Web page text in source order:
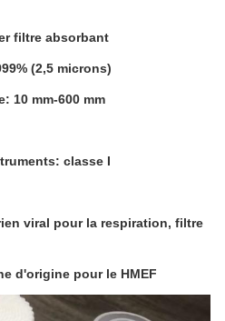
filtre absorbant
(2,5 microns)
10 mm-600 mm
classe I
viral pour la respiration, filtre
d'origine pour le HMEF